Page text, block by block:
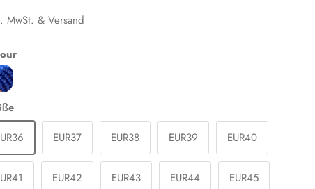
MwSt. & Versand
EUR37 EUR38 EUR39 EUR40
EUR42 EUR43 EUR44 EUR45